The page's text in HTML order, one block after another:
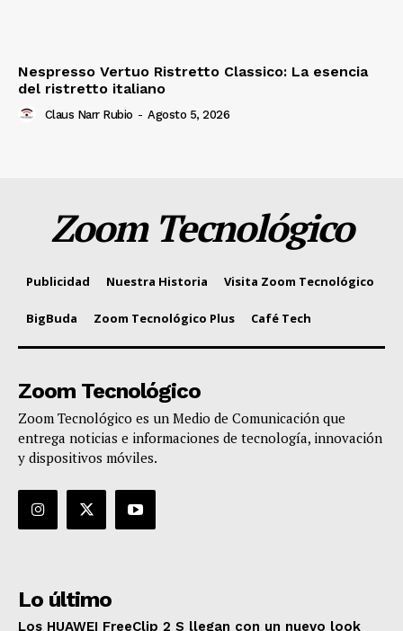
Nespresso Vertuo Ristretto Classico: La esencia
del ristretto italiano
Claus Narr Rubio - Agosto 5, 2026
Zoom Tecnológico
Publicidad Nuestra Historia Visita Zoom Tecnológico
BigBuda Zoom Tecnológico Plus Café Tech
Zoom Tecnológico
Zoom Tecnológico es un Medio de Comunicación que
entrega noticias e informaciones de tecnología, innovación
y dispositivos móviles.
Lo último
Los HUAWEI FreeClip 2 S llegan con un nuevo look